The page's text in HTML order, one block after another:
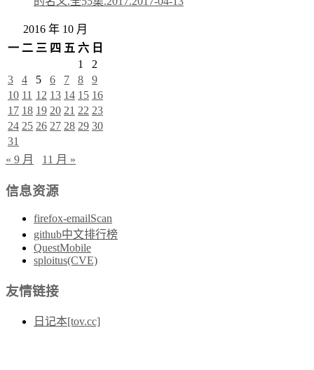
2016 年 10 月
一 二 三 四 五 六 日
1
2
3
4 5 6 7 8
9
10 11 12 13 14 15 16
17 18 19 20 21 22 23
24 25 26 27 28 29 30
31
« 9 月
11 月 »
信息资源
firefox-emailScan
github中文排行榜
QuestMobile
sploitus(CVE)
友情链接
日记本[tov.cc]